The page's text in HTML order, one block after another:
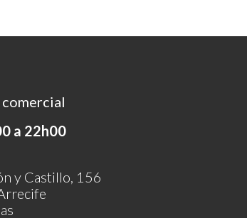
a 22h00
y Castillo, 156